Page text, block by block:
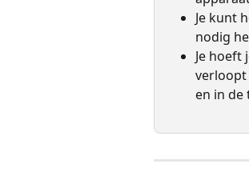
Je kunt
nodig
Je hoeft
verloopt
en in de